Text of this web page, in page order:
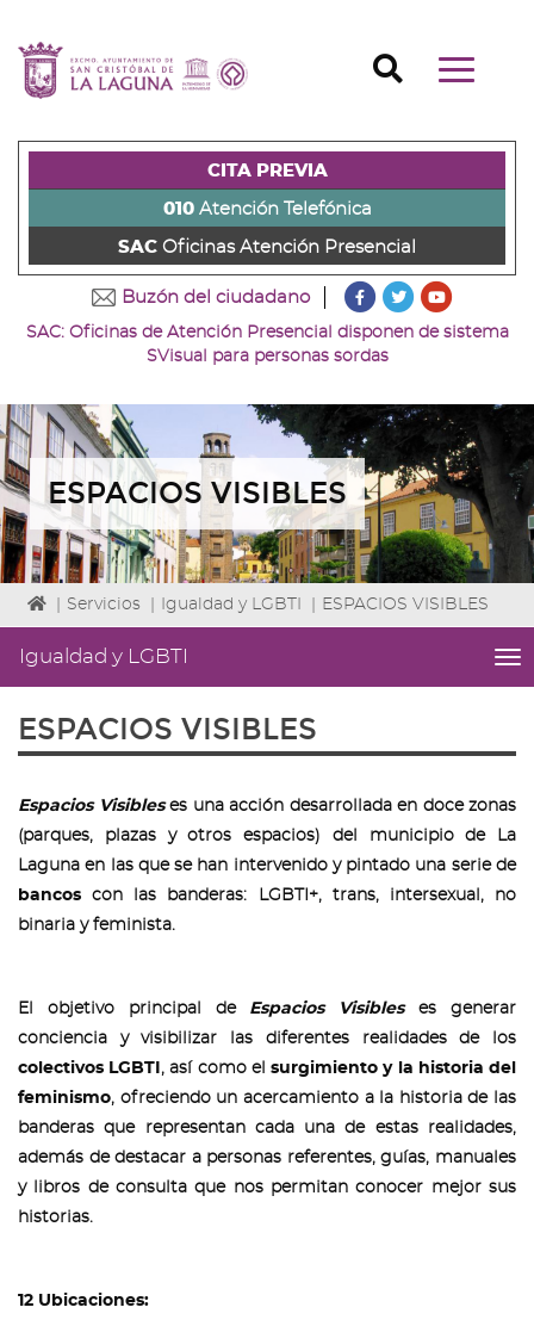
contenido
principal
página
s)
a
la
la
+
Ir
al
la
+
Ir
principal
u)
Mostrar/
Buscador
CITA PREVIA
010Atención Telefónica
SAC Oficinas Atención Presencial
Buzón del ciudadano
???
Ir
a
página
de
Facebook
???
Ir
página
de
Twitter
Ir
canal
de
Youtube
SAC: Oficinas de Atención Presencial disponen de sistema
SVisual para personas sordas
ESPACIOS VISIBLES
Icono
de
Home
a
Servicios Igualdad y LGBTI ESPACIOS VISIBLES
|
2
|
Igualdad y LGBTI
ESPACIOS VISIBLES
Espacios Visibleses una acción desarrollada en doce zonas
(parques, plazas y otros espacios) del municipio de La
Laguna en las que se han intervenido y pintado una serie de
bancos con las banderas: LGBTI+, trans, intersexual, no
binaria y feminista.
El objetivo principal de Espacios Visibleses generar
conciencia y visibilizar las diferentes realidades de los
colectivos LGBTI , así como elsurgimiento y la historia del
feminismo, ofreciendo un acercamiento a la historia de las
banderas que representan cada una de estas realidades,
además de destacar a personas referentes, guías, manuales
y libros de consulta que nos permitan conocer mejor sus
historias.
12 Ubicaciones: